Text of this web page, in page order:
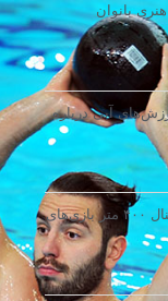
بانوان
آبی درباره
محمد قاسمی: هدفم رسیدن به فینال ۴۰۰ متر بازی‌های